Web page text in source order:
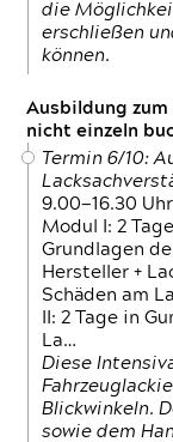
die
erschließen
können.
Ausbildung zum
nicht einzeln
Termin 6/10:
9.00—16.30 Uhr
Modul I: 2
Grundlagen
Hersteller +
Schäden am
II: 2 Tage in
La…
Diese
Blickwinkeln.
sowie dem